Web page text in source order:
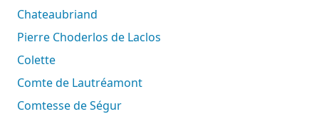
Chateaubriand
Pierre Choderlos de Laclos
Colette
Comte de Lautréamont
Comtesse de Ségur